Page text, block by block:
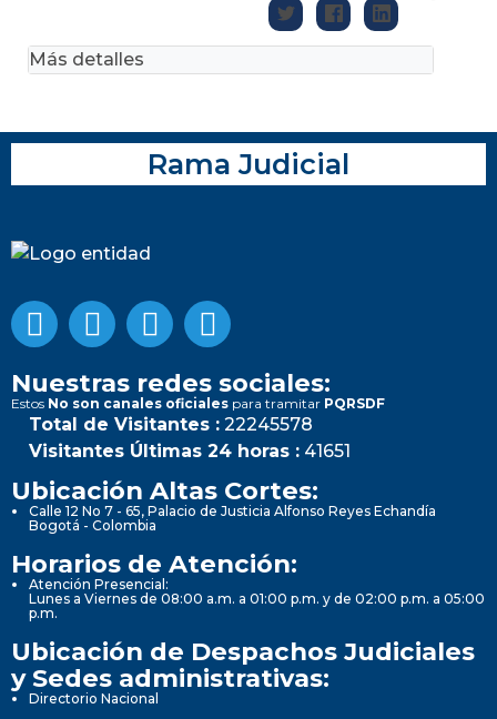
Más detalles
Rama Judicial
Nuestras redes sociales:
Estos No son canales oficiales para tramitar PQRSDF
Total de Visitantes : 22245578
Visitantes Últimas 24 horas : 41651
Ubicación Altas Cortes:
Calle 12 No 7 - 65, Palacio de Justicia Alfonso Reyes Echandía
Bogotá - Colombia
Horarios de Atención:
Atención Presencial:
Lunes a Viernes de 08:00 a.m. a 01:00 p.m. y de 02:00 p.m. a 05:00
p.m.
Ubicación de Despachos Judiciales
y Sedes administrativas:
Directorio Nacional